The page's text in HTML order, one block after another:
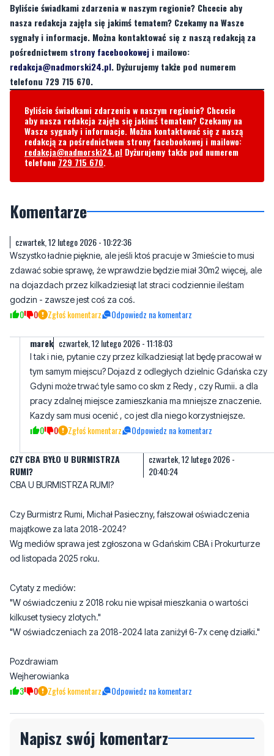
Byliście świadkami zdarzenia w naszym regionie? Chcecie aby
nasza redakcja zajęła się jakimś tematem? Czekamy na Wasze
sygnały i informacje. Można kontaktować się z naszą redakcją za
pośrednictwem strony facebookowej i mailowo:
redakcja@nadmorski24.pl. Dyżurujemy także pod numerem
telefonu 729 715 670.
Byliście świadkami zdarzenia w naszym regionie? Chcecie
aby nasza redakcja zajęła się jakimś tematem? Czekamy na
Wasze sygnały i informacje. Można kontaktować się z naszą
redakcją za pośrednictwem strony facebookowej i mailowo:
redakcja@nadmorski24.pl Dyżurujemy także pod numerem
telefonu 729 715 670.
Komentarze
czwartek, 12 lutego 2026 - 10:22:36
Wszystko ładnie pięknie, ale jeśli ktoś pracuje w 3mieście to musi
zdawać sobie sprawę, że wprawdzie będzie miał 30m2 więcej, ale
na dojazdach przez kilkadziesiąt lat straci codziennie ileśtam
godzin - zawsze jest coś za coś.
0 0 Zgłoś komentarz Odpowiedz na komentarz
marek czwartek, 12 lutego 2026 - 11:18:03
I tak i nie, pytanie czy przez kilkadziesiąt lat będę pracował w
tym samym miejscu? Dojazd z odległych dzielnic Gdańska czy
Gdyni może trwać tyle samo co skm z Redy , czy Rumii. a dla
pracy zdalnej miejsce zamieszkania ma mniejsze znaczenie.
Kazdy sam musi ocenić , co jest dla niego korzystniejsze.
0 0 Zgłoś komentarz Odpowiedz na komentarz
CZY CBA BYŁO U BURMISTRZA
RUMI?
czwartek, 12 lutego 2026 -
20:40:24
CBA U BURMISTRZA RUMI?
Czy Burmistrz Rumi, Michał Pasieczny, fałszował oświadczenia
majątkowe za lata 2018-2024?
Wg mediów sprawa jest zgłoszona w Gdańskim CBA i Prokurturze
od listopada 2025 roku.
Cytaty z mediów:
"W oświadczeniu z 2018 roku nie wpisał mieszkania o wartości
kilkuset tysiecy zlotych."
"W oświadczeniach za 2018-2024 lata zaniżył 6-7x cenę działki."
Pozdrawiam
Wejherowianka
3 0 Zgłoś komentarz Odpowiedz na komentarz
Napisz swój komentarz